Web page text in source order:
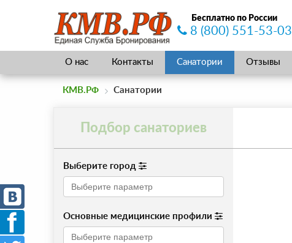
Бесплатно по России
8 (800) 551-53-03
О нас Контакты Санатории Отзывы
КМВ.РФ Санатории
Подбор санаториев
Выберите город
Основные медицинские профили